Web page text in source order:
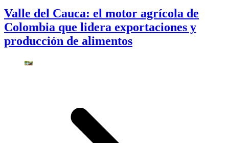
Valle del Cauca: el motor agrícola de
Colombia que lidera exportaciones y
producción de alimentos